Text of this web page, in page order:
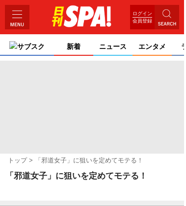
ログイン
会員登録
サブスク 新着 ニュース エンタメ
トップ 「邪道女子」に狙いを定めてモテる！
「邪道女子」に狙いを定めてモテる！